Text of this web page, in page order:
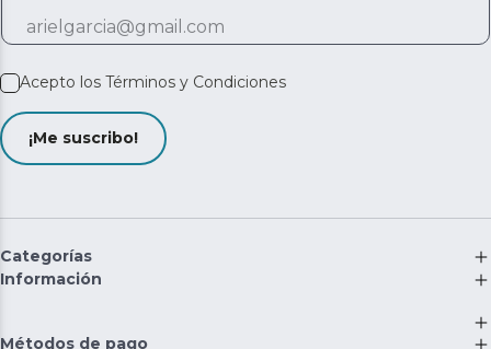
Acepto los Términos y Condiciones
¡Me suscribo!
Categorías
Información
Métodos de pago